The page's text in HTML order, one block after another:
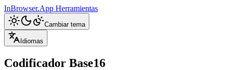
InBrowser.App Herramientas
Cambiar tema
Idiomas
Codificador Base16